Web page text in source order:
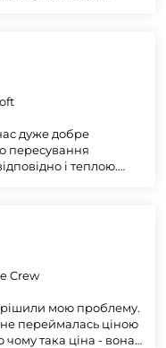
дуже добре
пересування
і теплою.
Crew
мою проблему.
переймалась ціною
чому така ціна - вона